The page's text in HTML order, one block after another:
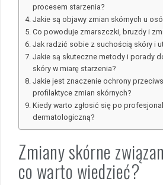
procesem starzenia?
Jakie są objawy zmian skórnych u
Co powoduje zmarszczki, bruzdy i
Jak radzić sobie z suchością skóry i
Jakie są skuteczne metody i porady
skóry w miarę starzenia?
Jakie jest znaczenie ochrony
profilaktyce zmian skórnych?
Kiedy warto zgłosić się po
dermatologiczną?
Zmiany skórne
co warto wiedzieć?